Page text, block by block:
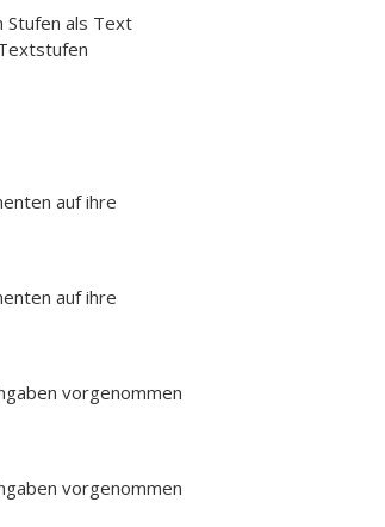
Stufen als Text
auf ihre
auf ihre
vorgenommen
vorgenommen